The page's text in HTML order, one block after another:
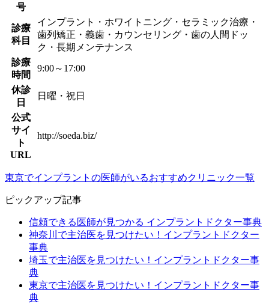
号
診療
科目
インプラント・ホワイトニング・セラミック治療・
歯列矯正・義歯・カウンセリング・歯の人間ドッ
ク・長期メンテナンス
診療
時間
9:00～17:00
休診
日
日曜・祝日
公式
サイ
ト
URL
http://soeda.biz/
東京でインプラントの医師がいるおすすめクリニック一覧
ピックアップ記事
信頼できる医師が見つかる インプラントドクター事典
神奈川で主治医を見つけたい！インプラントドクター
事典
埼玉で主治医を見つけたい！インプラントドクター事
典
東京で主治医を見つけたい！インプラントドクター事
典